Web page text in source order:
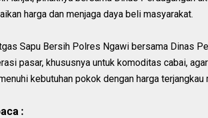
harga dan menjaga daya beli masyarakat.
Sapu Bersih Polres Ngawi bersama Dinas
pasar, khususnya untuk komoditas cabai,
kebutuhan pokok dengan harga terjangkau
: